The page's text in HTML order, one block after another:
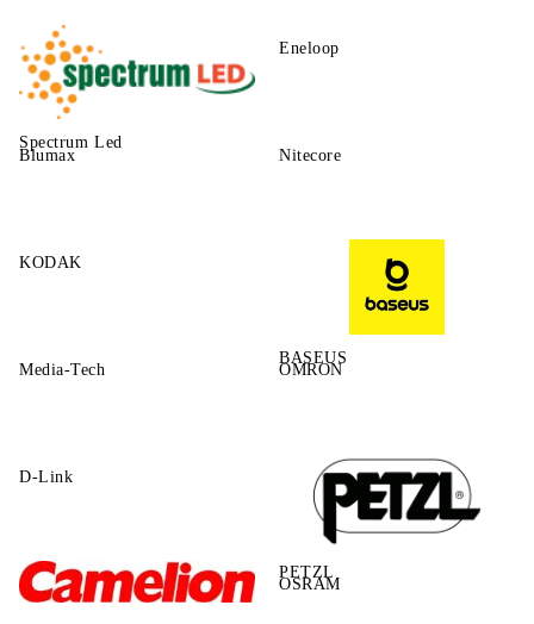
Spectrum Led
Eneloop
Blumax Nitecore
KODAK
BASEUS
Media-Tech OMRON
D-Link
PETZL
OSRAM